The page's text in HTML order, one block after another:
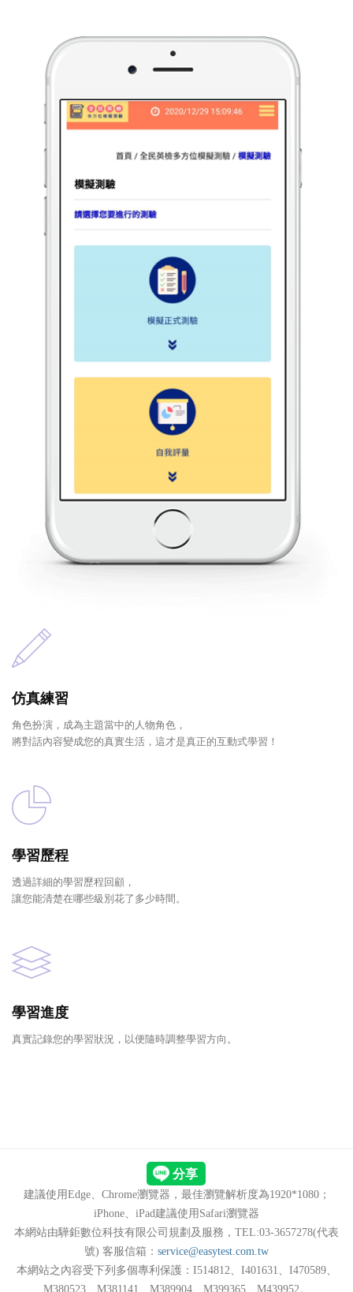
仿真練習
角色扮演，成為主題當中的人物角色，
將對話內容變成您的真實生活，這才是真正的互動式學習！
學習歷程
透過詳細的學習歷程回顧，
讓您能清楚在哪些級別花了多少時間。
學習進度
真實記錄您的學習狀況，以便隨時調整學習方向。
建議使用Edge、Chrome瀏覽器，最佳瀏覽解析度為1920*1080；
iPhone、iPad建議使用Safari瀏覽器
本網站由驊鉅數位科技有限公司規劃及服務，TEL:03-3657278(代表
號) 客服信箱： service@easytest.com.tw
本網站之內容受下列多個專利保護：I514812、I401631、I470589、
M380523、M381141、M389904、M399365、M439952。